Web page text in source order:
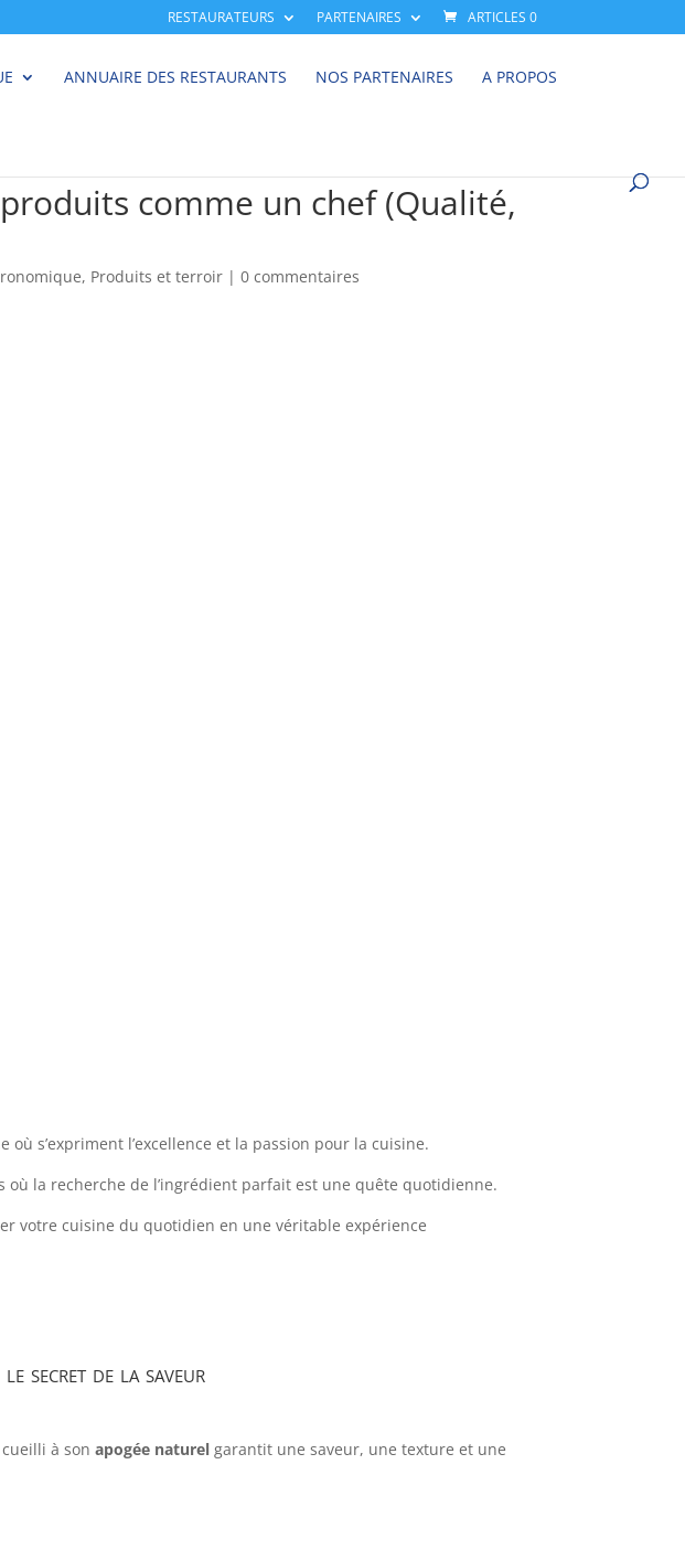
RESTAURATEURS PARTENAIRES ARTICLES 0
ANNUAIRE DES RESTAURANTS NOS PARTENAIRES A PROPOS
comme un chef (Qualité,
, Produits et terroir |0 commentaires
s’expriment l’excellence et la passion pour la cuisine.
la recherche de l’ingrédient parfait est une quête quotidienne.
votre cuisine du quotidien en une véritable expérience
secret de la saveur
cueilli à sonapogée naturel garantit une saveur, une texture et une